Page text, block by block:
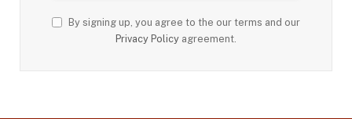
By signing up, you agree to the our terms and our
Privacy Policy agreement.